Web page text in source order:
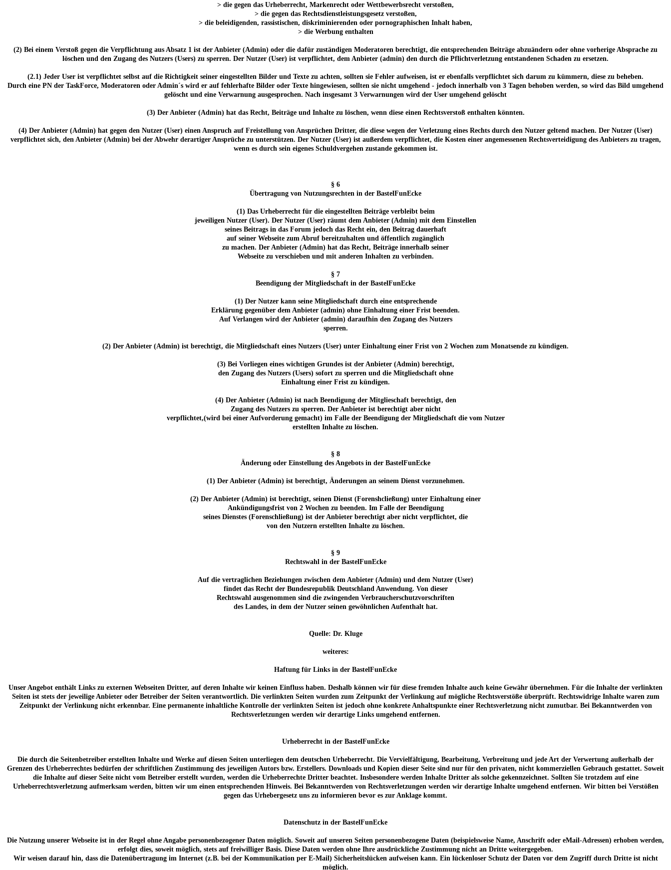
> die gegen das Urheberrecht, Markenrecht oder Wettbewerbsrecht verstoßen,
> die gegen das Rechtsdienstleistungsgesetz verstoßen,
> die beleidigenden, rassistischen, diskriminierenden oder pornographischen Inhalt haben,
> die Werbung enthalten
(2) Bei einem Verstoß gegen die Verpflichtung aus Absatz 1 ist der Anbieter (Admin) oder die dafür zuständigen Moderatoren berechtigt, die entsprechenden Beiträge abzuändern oder ohne vorherige Absprache zu
löschen und den Zugang des Nutzers (Users) zu sperren. Der Nutzer (User) ist verpflichtet, dem Anbieter (admin) den durch die Pflichtverletzung entstandenen Schaden zu ersetzen.
(2.1) Jeder User ist verpflichtet selbst auf die Richtigkeit seiner eingestellten Bilder und Texte zu achten, sollten sie Fehler aufweisen, ist er ebenfalls verpflichtet sich darum zu kümmern, diese zu beheben.
Durch eine PN der TaskForce, Moderatoren oder Admin´s wird er auf fehlerhafte Bilder oder Texte hingewiesen, sollten sie nicht umgehend - jedoch innerhalb von 3 Tagen behoben werden, so wird das Bild umgehend
gelöscht und eine Verwarnung ausgesprochen. Nach insgesamt 3 Verwarnungen wird der User umgehend gelöscht
(3) Der Anbieter (Admin) hat das Recht, Beiträge und Inhalte zu löschen, wenn diese einen Rechtsverstoß enthalten könnten.
(4) Der Anbieter (Admin) hat gegen den Nutzer (User) einen Anspruch auf Freistellung von Ansprüchen Dritter, die diese wegen der Verletzung eines Rechts durch den Nutzer geltend machen. Der Nutzer (User)
verpflichtet sich, den Anbieter (Admin) bei der Abwehr derartiger Ansprüche zu unterstützen. Der Nutzer (User) ist außerdem verpflichtet, die Kosten einer angemessenen Rechtsverteidigung des Anbieters zu tragen,
wenn es durch sein eigenes Schuldvergehen zustande gekommen ist.
§ 6
Übertragung von Nutzungsrechten in der BastelFunEcke
(1) Das Urheberrecht für die eingestellten Beiträge verbleibt beim
jeweiligen Nutzer (User). Der Nutzer (User) räumt dem Anbieter (Admin) mit dem Einstellen
seines Beitrags in das Forum jedoch das Recht ein, den Beitrag dauerhaft
auf seiner Webseite zum Abruf bereitzuhalten und öffentlich zugänglich
zu machen. Der Anbieter (Admin) hat das Recht, Beiträge innerhalb seiner
Webseite zu verschieben und mit anderen Inhalten zu verbinden.
§ 7
Beendigung der Mitgliedschaft in der BastelFunEcke
(1) Der Nutzer kann seine Mitgliedschaft durch eine entsprechende
Erklärung gegenüber dem Anbieter (admin) ohne Einhaltung einer Frist beenden.
Auf Verlangen wird der Anbieter (admin) daraufhin den Zugang des Nutzers
sperren.
(2) Der Anbieter (Admin) ist berechtigt, die Mitgliedschaft eines Nutzers (User) unter Einhaltung einer Frist von 2 Wochen zum Monatsende zu kündigen.
(3) Bei Vorliegen eines wichtigen Grundes ist der Anbieter (Admin) berechtigt,
den Zugang des Nutzers (Users) sofort zu sperren und die Mitgliedschaft ohne
Einhaltung einer Frist zu kündigen.
(4) Der Anbieter (Admin) ist nach Beendigung der Mitglieschaft berechtigt, den
Zugang des Nutzers zu sperren. Der Anbieter ist berechtigt aber nicht
verpflichtet,(wird bei einer Aufvorderung gemacht) im Falle der Beendigung der Mitgliedschaft die vom Nutzer
erstellten Inhalte zu löschen.
§ 8
Änderung oder Einstellung des Angebots in der BastelFunEcke
(1) Der Anbieter (Admin) ist berechtigt, Änderungen an seinem Dienst vorzunehmen.
(2) Der Anbieter (Admin) ist berechtigt, seinen Dienst (Forenshcließung) unter Einhaltung einer
Ankündigungsfrist von 2 Wochen zu beenden. Im Falle der Beendigung
seines Dienstes (Forenschließung) ist der Anbieter berechtigt aber nicht verpflichtet, die
von den Nutzern erstellten Inhalte zu löschen.
§ 9
Rechtswahl in der BastelFunEcke
Auf die vertraglichen Beziehungen zwischen dem Anbieter (Admin) und dem Nutzer (User)
findet das Recht der Bundesrepublik Deutschland Anwendung. Von dieser
Rechtswahl ausgenommen sind die zwingenden Verbraucherschutzvorschriften
des Landes, in dem der Nutzer seinen gewöhnlichen Aufenthalt hat.
Quelle: Dr. Kluge
weiteres:
Haftung für Links in der BastelFunEcke
Unser Angebot enthält Links zu externen Webseiten Dritter, auf deren Inhalte wir keinen Einfluss haben. Deshalb können wir für diese fremden Inhalte auch keine Gewähr übernehmen. Für die Inhalte der verlinkten
Seiten ist stets der jeweilige Anbieter oder Betreiber der Seiten verantwortlich. Die verlinkten Seiten wurden zum Zeitpunkt der Verlinkung auf mögliche Rechtsverstöße überprüft. Rechtswidrige Inhalte waren zum
Zeitpunkt der Verlinkung nicht erkennbar. Eine permanente inhaltliche Kontrolle der verlinkten Seiten ist jedoch ohne konkrete Anhaltspunkte einer Rechtsverletzung nicht zumutbar. Bei Bekanntwerden von
Rechtsverletzungen werden wir derartige Links umgehend entfernen.
Urheberrecht in der BastelFunEcke
Die durch die Seitenbetreiber erstellten Inhalte und Werke auf diesen Seiten unterliegen dem deutschen Urheberrecht. Die Vervielfältigung, Bearbeitung, Verbreitung und jede Art der Verwertung außerhalb der
Grenzen des Urheberrechtes bedürfen der schriftlichen Zustimmung des jeweiligen Autors bzw. Erstellers. Downloads und Kopien dieser Seite sind nur für den privaten, nicht kommerziellen Gebrauch gestattet. Soweit
die Inhalte auf dieser Seite nicht vom Betreiber erstellt wurden, werden die Urheberrechte Dritter beachtet. Insbesondere werden Inhalte Dritter als solche gekennzeichnet. Sollten Sie trotzdem auf eine
Urheberrechtsverletzung aufmerksam werden, bitten wir um einen entsprechenden Hinweis. Bei Bekanntwerden von Rechtsverletzungen werden wir derartige Inhalte umgehend entfernen. Wir bitten bei Verstößen
gegen das Urhebergesetz uns zu informieren bevor es zur Anklage kommt.
Datenschutz in der BastelFunEcke
Die Nutzung unserer Webseite ist in der Regel ohne Angabe personenbezogener Daten möglich. Soweit auf unseren Seiten personenbezogene Daten (beispielsweise Name, Anschrift oder eMail-Adressen) erhoben werden,
erfolgt dies, soweit möglich, stets auf freiwilliger Basis. Diese Daten werden ohne Ihre ausdrückliche Zustimmung nicht an Dritte weitergegeben.
Wir weisen darauf hin, dass die Datenübertragung im Internet (z.B. bei der Kommunikation per E-Mail) Sicherheitslücken aufweisen kann. Ein lückenloser Schutz der Daten vor dem Zugriff durch Dritte ist nicht
möglich.